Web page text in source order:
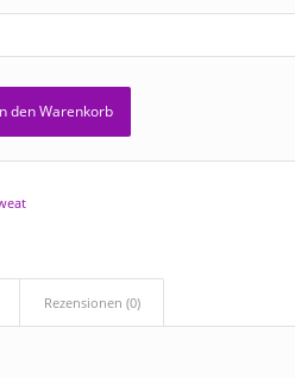
den Warenkorb
Rezensionen (0)